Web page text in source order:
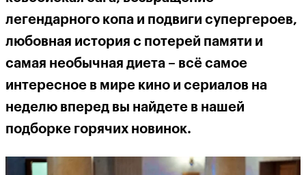
легендарного копа и подвиги супергероев,
любовная история с потерей памяти и
самая необычная диета – всё самое
интересное в мире кино и сериалов на
неделю вперед вы найдете в нашей
подборке горячих новинок.